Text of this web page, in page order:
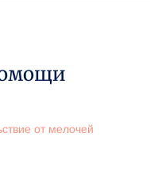
от мелочей